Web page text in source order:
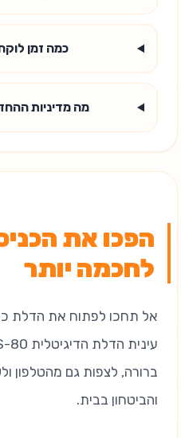
כמה זמן
מה מדיניות
הפכו את
לחכמה יותר
אל תחכו לפתוח את הדלת
ברורה, לצפות גם מהטלפון
והביטחון בבית.